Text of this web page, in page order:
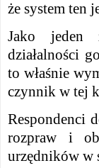
że ​​system ten
Jako jeden
działalności
to właśnie
czynnik w tej
Respondenci
rozpraw i
urzędników w